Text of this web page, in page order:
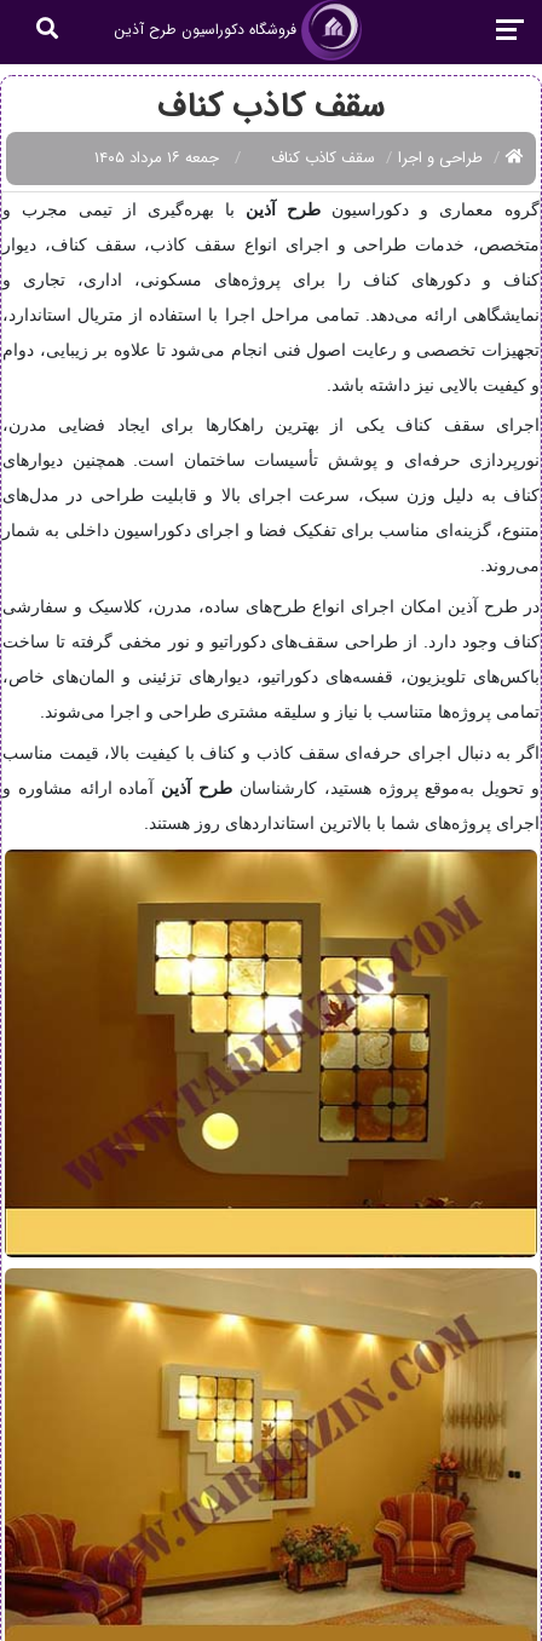
فروشگاه دکوراسیون طرح آذین
سقف کاذب کناف
طراحی و اجرا سقف کاذب کناف جمعه ۱۶ مرداد ۱۴۰۵
گروه معماری و دکوراسیون طرح آذین با بهره‌گیری از تیمی مجرب و
متخصص، خدمات طراحی و اجرای انواع سقف کاذب، سقف کناف، دیوار
کناف و دکورهای کناف را برای پروژه‌های مسکونی، اداری، تجاری و
نمایشگاهی ارائه می‌دهد. تمامی مراحل اجرا با استفاده از متریال استاندارد،
تجهیزات تخصصی و رعایت اصول فنی انجام می‌شود تا علاوه بر زیبایی، دوام
و کیفیت بالایی نیز داشته باشد.
اجرای سقف کناف یکی از بهترین راهکارها برای ایجاد فضایی مدرن،
نورپردازی حرفه‌ای و پوشش تأسیسات ساختمان است. همچنین دیوارهای
کناف به دلیل وزن سبک، سرعت اجرای بالا و قابلیت طراحی در مدل‌های
متنوع، گزینه‌ای مناسب برای تفکیک فضا و اجرای دکوراسیون داخلی به شمار
می‌روند.
در طرح آذین امکان اجرای انواع طرح‌های ساده، مدرن، کلاسیک و سفارشی
کناف وجود دارد. از طراحی سقف‌های دکوراتیو و نور مخفی گرفته تا ساخت
باکس‌های تلویزیون، قفسه‌های دکوراتیو، دیوارهای تزئینی و المان‌های خاص،
تمامی پروژه‌ها متناسب با نیاز و سلیقه مشتری طراحی و اجرا می‌شوند.
اگر به دنبال اجرای حرفه‌ای سقف کاذب و کناف با کیفیت بالا، قیمت مناسب
و تحویل به‌موقع پروژه هستید، کارشناسان طرح آذین آماده ارائه مشاوره و
اجرای پروژه‌های شما با بالاترین استانداردهای روز هستند.